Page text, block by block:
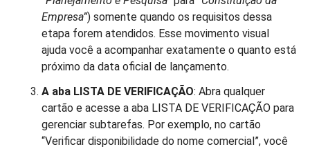
Empresa”) somente quando os requisitos dessa
etapa forem atendidos. Esse movimento visual
ajuda você a acompanhar exatamente o quanto está
próximo da data oficial de lançamento.
A aba LISTA DE VERIFICAÇÃO: Abra qualquer
cartão e acesse a aba LISTA DE VERIFICAÇÃO para
gerenciar subtarefas. Por exemplo, no cartão
“Verificar disponibilidade do nome comercial”, você